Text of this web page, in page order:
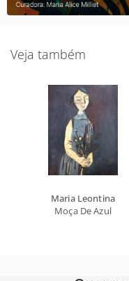
Veja também
Maria Leontina
Moça De Azul